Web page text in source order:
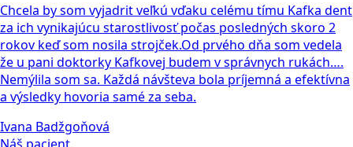
Chcela by som vyjadrit veľkú vďaku celému tímu Kafka dent
za ich vynikajúcu starostlivosť počas posledných skoro 2
rokov keď som nosila strojček.Od prvého dňa som vedela
že u pani doktorky Kafkovej budem v správnych rukách….
Nemýlila som sa. Každá návšteva bola príjemná a efektívna
a výsledky hovoria samé za seba.
Ivana Badžgoňová